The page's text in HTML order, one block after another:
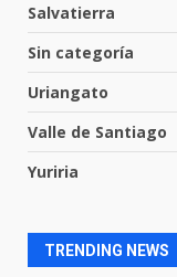
Salvatierra
Sin categoría
Uriangato
Valle de Santiago
Yuriria
TRENDING NEWS
1
2